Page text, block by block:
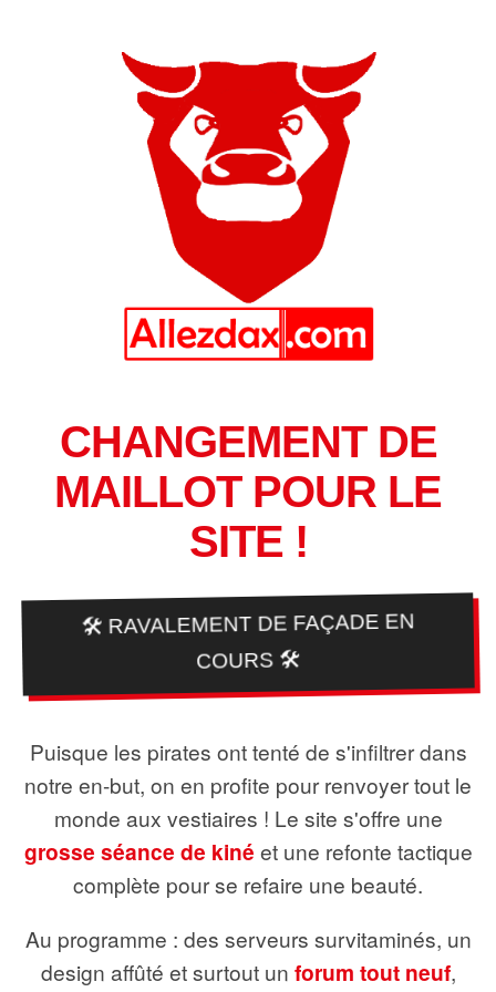
CHANGEMENT DE
MAILLOT POUR LE
SITE !
🛠️ RAVALEMENT DE FAÇADE EN
COURS 🛠️
Puisque les pirates ont tenté de s'infiltrer dans
notre en-but, on en profite pour renvoyer tout le
monde aux vestiaires ! Le site s'offre une
grosse séance de kiné et une refonte tactique
complète pour se refaire une beauté.
Au programme : des serveurs survitaminés, un
design affûté et surtout un forum tout neuf,